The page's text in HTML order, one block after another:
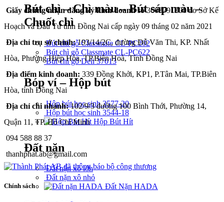
Bút chì – Chì màu – Bút sáp màu –
Chuốt chì
Bút chì gỗ Classmate CL-PC202
Bút chì gỗ Classmate CL-PC622
Bút chì gỗ Deli 37013
Bóp ví – Hộp bút
Hộp bút học sinh 3577-20
Hộp bút học sinh 3544-18
Hộp Bút Hít
Đất nặn
Đất nặn xô lớn
Đất nặn xô nhỏ
Đất Nặn HADA
Giấy chứng nhận đăng ký kinh doanh số3603791300 do Sở Kế
Hoạch và Đầu Tư tỉnh Đồng Nai cấp ngày 09 tháng 02 năm 2021
Địa chỉ trụ sở chính:193/14/2C, đường Đỗ Văn Thi, KP. Nhất
Hòa, Phường Hiệp Hòa, TP.Biên Hoà, Tỉnh Đồng Nai
Địa điểm kinh doanh: 339 Đồng Khởi, KP1, P.Tân Mai, TP.Biên
Hòa, tỉnh Đồng Nai
Địa chỉ chi nhánh:102/9/3 đường 100 Bình Thới, Phường 14,
Quận 11, TP. Hồ Chí Minh
094 588 88 37
thanhphat.ab@gmail.com
Chính sách